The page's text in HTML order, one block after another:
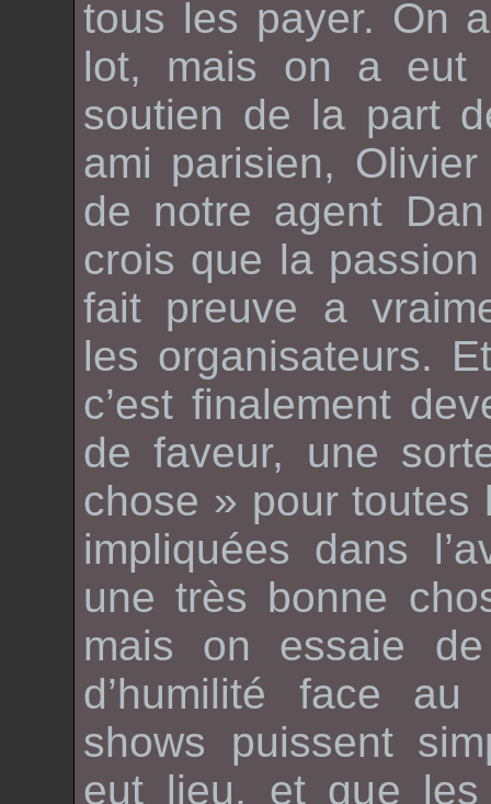
tous les payer. On
lot, mais on a eut
soutien de la part
ami parisien,
de notre agent
crois que la
fait preuve a
les organisateurs.
c’est finalement
de faveur, une
chose » pour toutes
impliquées dans
une très bonne
mais on essaie
d’humilité face
shows puissent
eut lieu, et que les